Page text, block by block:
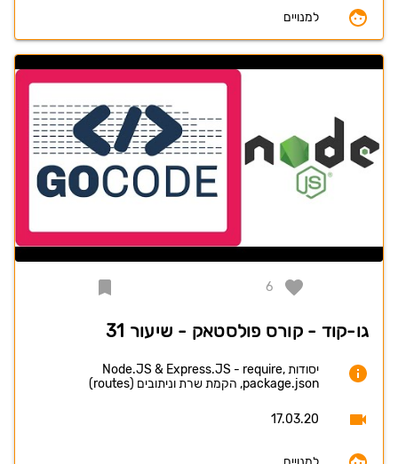
למנויים
6
גו-קוד - קורס פולסטאק - שיעור 31
יסודות Node.JS & Express.JS - require,
package.json, הקמת שרת וניתובים (routes)
17.03.20